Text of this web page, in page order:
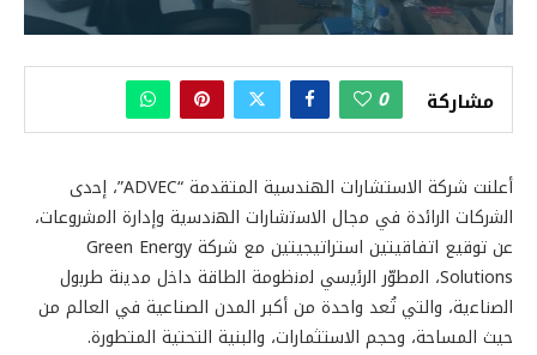
مشاركة 0
أعلنت شركة الاستشارات الهندسية المتقدمة “ADVEC”، إﺣدى
اﻟﺷرﻛﺎت اﻟراﺋدة ﻓﻲ ﻣﺟﺎل اﻻﺳﺗﺷﺎرات اﻟﮭﻧدﺳﯾﺔ وإدارة اﻟﻣﺷروﻋﺎت،
عن توقيع اتفاقيتين استراتيجيتين مع شركة Green Energy
Solutions، اﻟﻣطوّر اﻟرﺋﯾﺳﻲ ﻟﻣﻧظوﻣﺔ اﻟطﺎﻗﺔ داﺧل ﻣدﯾﻧﺔ طرﺑول
اﻟﺻﻧﺎﻋﯾﺔ، والتي تُعد واحدة من أكبر المدن الصناعية في العالم من
حيث المساحة، وحجم الاستثمارات، والبنية التحتية المتطورة.